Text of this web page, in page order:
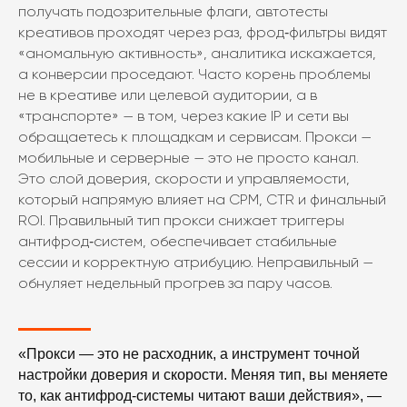
получать подозрительные флаги, автотесты
креативов проходят через раз, фрод‑фильтры видят
«аномальную активность», аналитика искажается,
а конверсии проседают. Часто корень проблемы
не в креативе или целевой аудитории, а в
«транспорте» — в том, через какие IP и сети вы
обращаетесь к площадкам и сервисам. Прокси —
мобильные и серверные — это не просто канал.
Это слой доверия, скорости и управляемости,
который напрямую влияет на CPM, CTR и финальный
ROI. Правильный тип прокси снижает триггеры
антифрод‑систем, обеспечивает стабильные
сессии и корректную атрибуцию. Неправильный —
обнуляет недельный прогрев за пару часов.
«Прокси — это не расходник, а инструмент точной
настройки доверия и скорости. Меняя тип, вы меняете
то, как антифрод‑системы читают ваши действия», —
Отслеживайте, меняйте, переключайте и
группируйте прокси в одном месте.
Авторизуйтесь
в Кабинете
клиента LTE.Center